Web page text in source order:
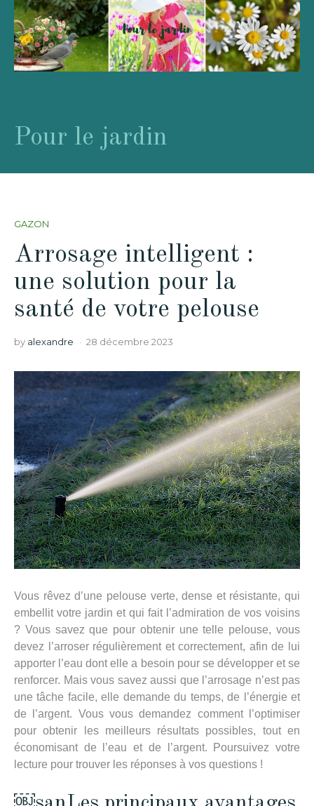
Pour le jardin
GAZON
Arrosage intelligent :
une solution pour la
santé de votre pelouse
by alexandre 28 décembre 2023
Vous rêvez d’une pelouse verte, dense et résistante, qui
embellit votre jardin et qui fait l’admiration de vos voisins
? Vous savez que pour obtenir une telle pelouse, vous
devez l’arroser régulièrement et correctement, afin de lui
apporter l’eau dont elle a besoin pour se développer et se
renforcer. Mais vous savez aussi que l’arrosage n’est pas
une tâche facile, elle demande du temps, de l’énergie et
de l’argent. Vous vous demandez comment l’optimiser
pour obtenir les meilleurs résultats possibles, tout en
économisant de l’eau et de l’argent. Poursuivez votre
lecture pour trouver les réponses à vos questions !